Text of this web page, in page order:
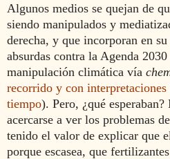
Algunos medios se quejan de
siendo manipulados y
derecha, y que incorporan en
absurdas contra la Agenda
manipulación climática vía
recorrido y con
tiempo). Pero, ¿qué
acercarse a ver los problemas
tenido el valor de explicar que
porque escasea, que